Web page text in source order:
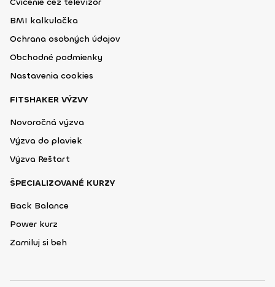
Cvičenie cez televízor
BMI kalkulačka
Ochrana osobných údajov
Obchodné podmienky
Nastavenia cookies
FITSHAKER VÝZVY
Novoročná výzva
Výzva do plaviek
Výzva Reštart
ŠPECIALIZOVANÉ KURZY
Back Balance
Power kurz
Zamiluj si beh